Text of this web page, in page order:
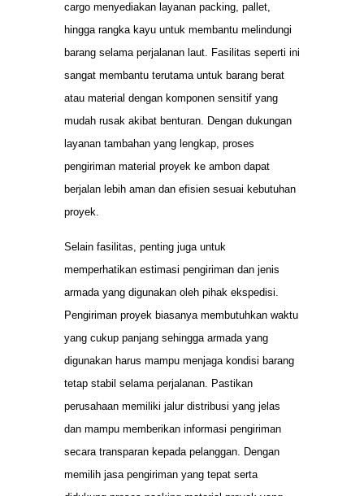
cargo menyediakan layanan packing, pallet,
hingga rangka kayu untuk membantu melindungi
barang selama perjalanan laut. Fasilitas seperti ini
sangat membantu terutama untuk barang berat
atau material dengan komponen sensitif yang
mudah rusak akibat benturan. Dengan dukungan
layanan tambahan yang lengkap, proses
pengiriman material proyek ke ambon dapat
berjalan lebih aman dan efisien sesuai kebutuhan
proyek.
Selain fasilitas, penting juga untuk
memperhatikan estimasi pengiriman dan jenis
armada yang digunakan oleh pihak ekspedisi.
Pengiriman proyek biasanya membutuhkan waktu
yang cukup panjang sehingga armada yang
digunakan harus mampu menjaga kondisi barang
tetap stabil selama perjalanan. Pastikan
perusahaan memiliki jalur distribusi yang jelas
dan mampu memberikan informasi pengiriman
secara transparan kepada pelanggan. Dengan
memilih jasa pengiriman yang tepat serta